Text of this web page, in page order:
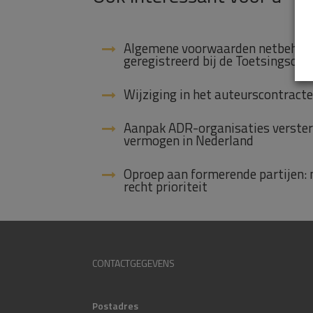
Algemene voorwaarden
geregistreerd bij de
Wijziging in het
Aanpak ADR-organisaties
vermogen in Nederland
Oproep aan formerende
recht prioriteit
CONTACTGEGEVENS
Postadres